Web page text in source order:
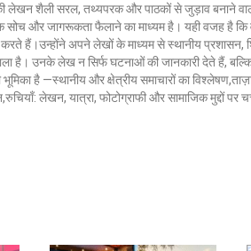
शैली सरल, तथ्यपरक और पाठकों से जुड़ाव बनाने
और जागरूकता फैलाने का माध्यम है। यही वजह है कि वे
हैं।उन्होंने अपने लेखों के माध्यम से स्थानीय प्रशासन,
है। उनके लेख न सिर्फ घटनाओं की जानकारी देते हैं, बल्कि
है —स्थानीय और क्षेत्रीय समाचारों का
लेखन, यात्रा, फोटोग्राफी और सामाजिक मुद्दों पर